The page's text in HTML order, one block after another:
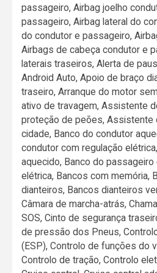
passageiro, Airbag joelho
passageiro, Airbag lateral do
do condutor e passageiro,
Airbags de cabeça condutor e
laterais traseiros, Alerta de
Android Auto, Apoio de braço
traseiro, Arranque do motor
ativo de travagem, Assistente
proteção de peões, Assistente
cidade, Banco do condutor
condutor com regulação
aquecido, Banco do passageiro
elétrica, Bancos com memória,
dianteiros, Bancos dianteiros
Câmara de marcha-atrás,
SOS, Cinto de segurança
de pressão dos Pneus,
(ESP), Controlo de funções do
Controlo de tração, Controlo